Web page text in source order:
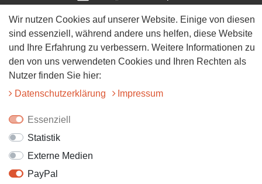
Folgt uns auf Facebook
Folgt uns auf Instagram
© 2025 Tiervitalshop | Webentwicklung & Webdesign
Wir nutzen Cookies auf unserer Website. Einige von diesen
sind essenziell, während andere uns helfen, diese Website
und Ihre Erfahrung zu verbessern. Weitere Informationen zu
den von uns verwendeten Cookies und Ihren Rechten als
Nutzer finden Sie hier:
Daten­schutz­erklärung
Impressum
Essenziell
Statistik
Externe Medien
PayPal